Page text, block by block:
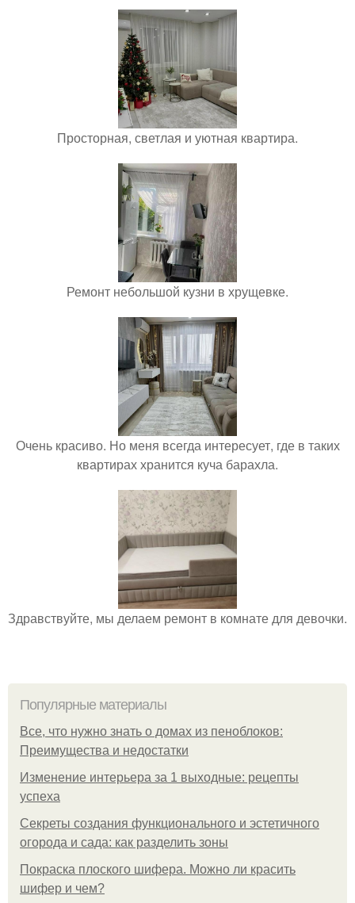
Просторная, светлая и уютная квартира.
Ремонт небольшой кузни в хрущевке.
Очень красиво. Но меня всегда интересует, где в таких
квартирах хранится куча барахла.
Здравствуйте, мы делаем ремонт в комнате для девочки.
Популярные материалы
Все, что нужно знать о домах из пеноблоков:
Преимущества и недостатки
Изменение интерьера за 1 выходные: рецепты
успеха
Секреты создания функционального и эстетичного
огорода и сада: как разделить зоны
Покраска плоского шифера. Можно ли красить
шифер и чем?